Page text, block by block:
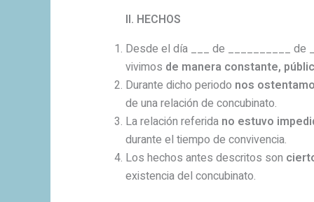
II. HECHOS
Desde el día ___ de __________ de
vivimos de manera constante,
Durante dicho periodo nos
de una relación de concubinato.
La relación referida no estuvo
durante el tiempo de convivencia.
Los hechos antes descritos son
existencia del concubinato.